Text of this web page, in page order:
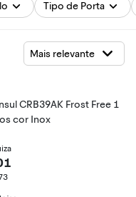
Tipo de Porta
CRB39AK Frost Free 1
cor Inox